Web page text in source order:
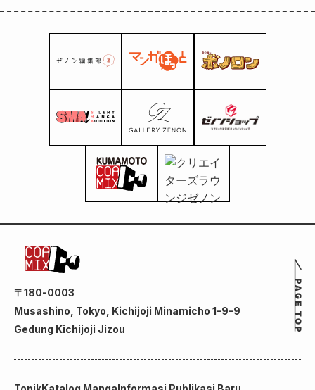
〒180-0003
Musashino, Tokyo, Kichijoji Minamicho 1-9-9
Gedung Kichijoji Jizou